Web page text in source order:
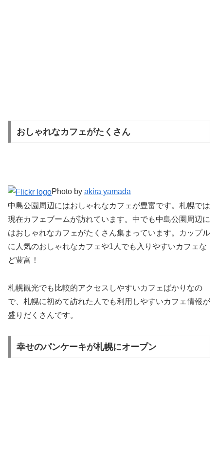
おしゃれなカフェがたくさん
Photo by akira yamada
中島公園周辺にはおしゃれなカフェが豊富です。札幌では
現在カフェブームが訪れています。中でも中島公園周辺に
はおしゃれなカフェがたくさん集まっています。カップル
に人気のおしゃれなカフェや1人でも入りやすいカフェな
ど豊富！
札幌観光でも比較的アクセスしやすいカフェばかりなの
で、札幌に初めて訪れた人でも利用しやすいカフェ情報が
盛りだくさんです。
幸せのパンケーキが札幌にオープン